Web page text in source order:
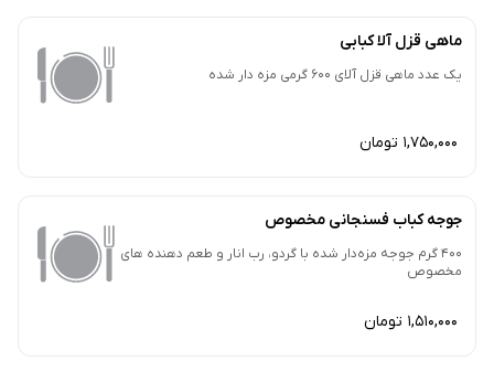
ماهی قزل آلا کبابی
یک عدد ماهی قزل آلای 600 گرمی مزه دار شده
1,750,000 تومان
جوجه کباب فسنجانی مخصوص
400 گرم جوجه مزه‌دار شده با گردو، رب انار و طعم دهنده های
مخصوص
1,510,000 تومان